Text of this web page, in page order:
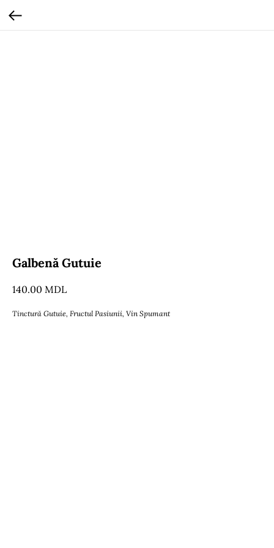
Galbenă Gutuie
140.00 MDL
Tinctură Gutuie, Fructul Pasiunii, Vin Spumant